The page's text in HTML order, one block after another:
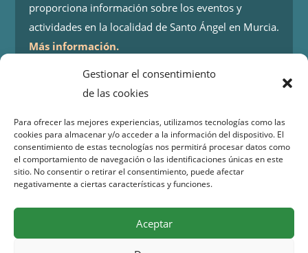
Gestionar el consentimiento
de las cookies
Para ofrecer las mejores experiencias, utilizamos tecnologías como las
cookies para almacenar y/o acceder a la información del dispositivo. El
consentimiento de estas tecnologías nos permitirá procesar datos como
el comportamiento de navegación o las identificaciones únicas en este
sitio. No consentir o retirar el consentimiento, puede afectar
negativamente a ciertas características y funciones.
Aceptar
proporciona información sobre los eventos y
actividades en la localidad de Santo Ángel en Murcia.
Más información.
30151 Santo Ángel (Murcia)
WhatsApp: 644 98 30 23
Email: info@santoangel.red
Copyright 2015 – 2026 santoangel.red | Todos los
derechos reservados –Aviso legal–Política de